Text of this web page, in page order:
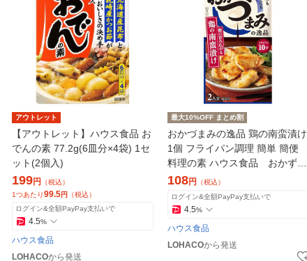
アウトレット
【アウトレット】ハウス食品 お
でんの素 77.2g(6皿分×4袋) 1セ
ット(2個入)
199円 （税込）
1つあたり99.5円 （税込）
ログイン&全額PayPay支払いで
4.5%
ハウス食品
LOHACOから発送
最大10%OFF まとめ割
おかづまみの逸品 鶏の南蛮漬け
1個 フライパン調理 簡単 簡便
料理の素 ハウス食品 おかず
おつまみ つまみ
108円 （税込）
ログイン&全額PayPay支払いで
4.5%
ハウス食品
LOHACOから発送